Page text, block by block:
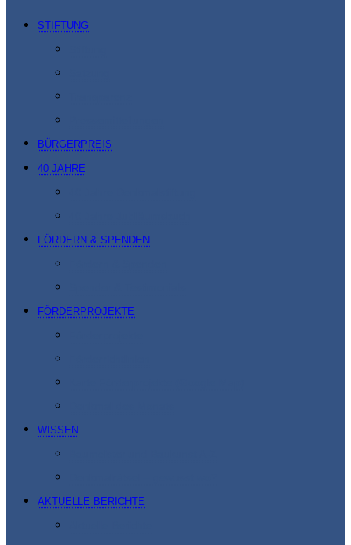
STIFTUNG
BÜRGERPREIS
40 JAHRE
FÖRDERN & SPENDEN
FÖRDERPROJEKTE
WISSEN
AKTUELLE BERICHTE